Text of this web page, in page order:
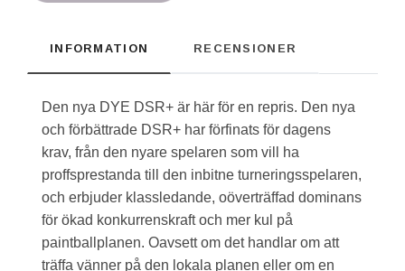
INFORMATION RECENSIONER
Den nya DYE DSR+ är här för en repris. Den nya
och förbättrade DSR+ har förfinats för dagens
krav, från den nyare spelaren som vill ha
proffsprestanda till den inbitne turneringsspelaren,
och erbjuder klassledande, oöverträffad dominans
för ökad konkurrenskraft och mer kul på
paintballplanen. Oavsett om det handlar om att
träffa vänner på den lokala planen eller om en